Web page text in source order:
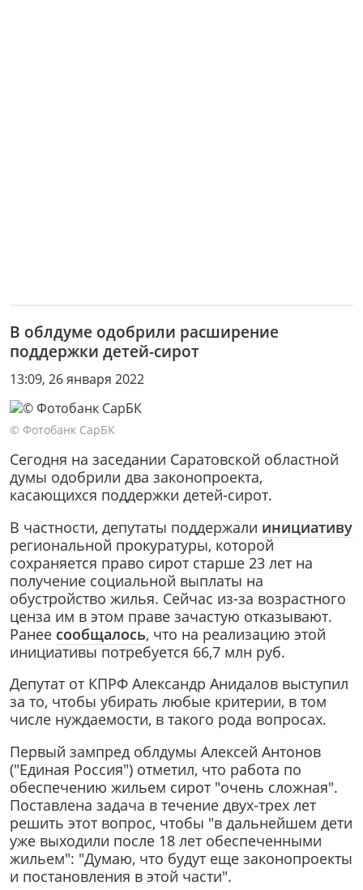
В облдуме одобрили расширение
поддержки детей-сирот
13:09, 26 января 2022
© Фотобанк СарБК
Сегодня на заседании Саратовской областной
думы одобрили два законопроекта,
касающихся поддержки детей-сирот.
В частности, депутаты поддержали инициативу
региональной прокуратуры, которой
сохраняется право сирот старше 23 лет на
получение социальной выплаты на
обустройство жилья. Сейчас из-за возрастного
ценза им в этом праве зачастую отказывают.
Ранее сообщалось, что на реализацию этой
инициативы потребуется 66,7 млн руб.
Депутат от КПРФ Александр Анидалов выступил
за то, чтобы убирать любые критерии, в том
числе нуждаемости, в такого рода вопросах.
Первый зампред облдумы Алексей Антонов
("Единая Россия") отметил, что работа по
обеспечению жильем сирот "очень сложная".
Поставлена задача в течение двух-трех лет
решить этот вопрос, чтобы "в дальнейшем дети
уже выходили после 18 лет обеспеченными
жильем": "Думаю, что будут еще законопроекты
и постановления в этой части".